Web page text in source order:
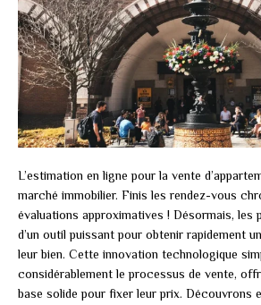
L’estimation en ligne pour la vente
marché immobilier. Finis les rendez-vous
évaluations approximatives ! Désormais, les
d’un outil puissant pour obtenir rapidement
leur bien. Cette innovation technologique
considérablement le processus de vente,
base solide pour fixer leur prix. Découvrons